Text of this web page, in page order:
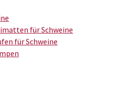
für Schweine
für Schweine